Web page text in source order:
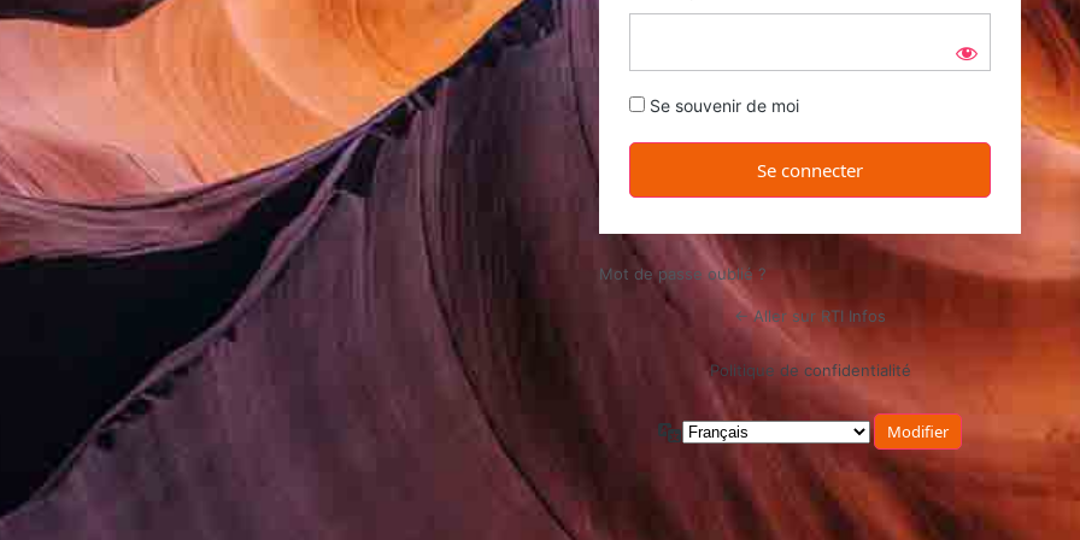
Se souvenir de moi
Mot de passe oublié ?
← Aller sur RTI Infos
Politique de confidentialité
Langue